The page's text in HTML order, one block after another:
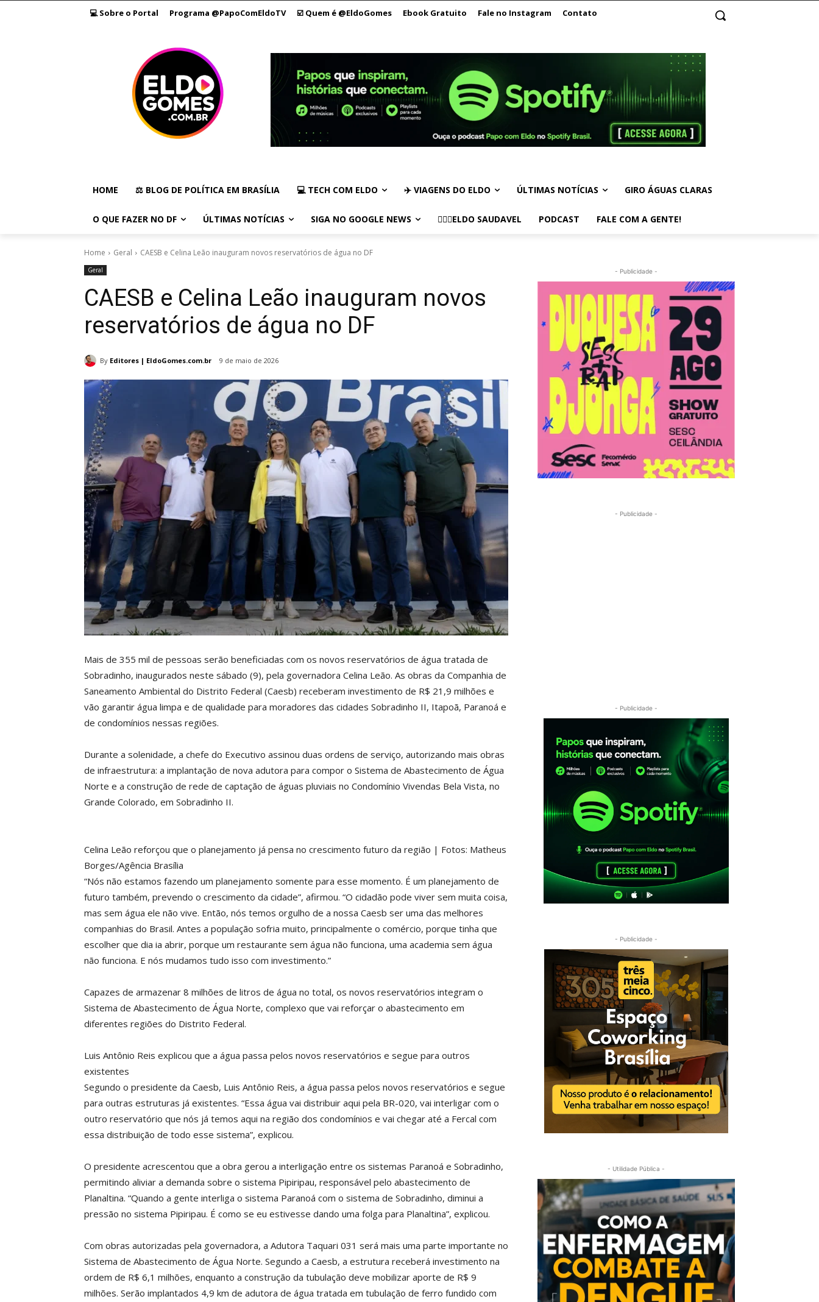
💻 Sobre o Portal Programa @PapoComEldoTV ☑️ Quem é @EldoGomes Ebook Gratuito Fale no Instagram Contato
HOME ⚖️ BLOG DE POLÍTICA EM BRASÍLIA 💻 TECH COM ELDO ✈️ VIAGENS DO ELDO ÚLTIMAS NOTÍCIAS GIRO ÁGUAS CLARAS
O QUE FAZER NO DF ÚLTIMAS NOTÍCIAS SIGA NO GOOGLE NEWS 🏃🏻‍♂️ELDO SAUDAVEL PODCAST FALE COM A GENTE!
Home Geral CAESB e Celina Leão inauguram novos reservatórios de água no DF
Geral
CAESB e Celina Leão inauguram novos
reservatórios de água no DF
By Editores | EldoGomes.com.br 9 de maio de 2026
Mais de 355 mil de pessoas serão beneficiadas com os novos reservatórios de água tratada de
Sobradinho, inaugurados neste sábado (9), pela governadora Celina Leão. As obras da Companhia de
Saneamento Ambiental do Distrito Federal (Caesb) receberam investimento de R$ 21,9 milhões e
vão garantir água limpa e de qualidade para moradores das cidades Sobradinho II, Itapoã, Paranoá e
de condomínios nessas regiões.
Durante a solenidade, a chefe do Executivo assinou duas ordens de serviço, autorizando mais obras
de infraestrutura: a implantação de nova adutora para compor o Sistema de Abastecimento de Água
Norte e a construção de rede de captação de águas pluviais no Condomínio Vivendas Bela Vista, no
Grande Colorado, em Sobradinho II.
Celina Leão reforçou que o planejamento já pensa no crescimento futuro da região | Fotos: Matheus
Borges/Agência Brasília
“Nós não estamos fazendo um planejamento somente para esse momento. É um planejamento de
futuro também, prevendo o crescimento da cidade”, afirmou. “O cidadão pode viver sem muita coisa,
mas sem água ele não vive. Então, nós temos orgulho de a nossa Caesb ser uma das melhores
companhias do Brasil. Antes a população sofria muito, principalmente o comércio, porque tinha que
escolher que dia ia abrir, porque um restaurante sem água não funciona, uma academia sem água
não funciona. E nós mudamos tudo isso com investimento.”
Capazes de armazenar 8 milhões de litros de água no total, os novos reservatórios integram o
Sistema de Abastecimento de Água Norte, complexo que vai reforçar o abastecimento em
diferentes regiões do Distrito Federal.
Luis Antônio Reis explicou que a água passa pelos novos reservatórios e segue para outros
existentes
Segundo o presidente da Caesb, Luis Antônio Reis, a água passa pelos novos reservatórios e segue
para outras estruturas já existentes. “Essa água vai distribuir aqui pela BR-020, vai interligar com o
outro reservatório que nós já temos aqui na região dos condomínios e vai chegar até a Fercal com
essa distribuição de todo esse sistema”, explicou.
O presidente acrescentou que a obra gerou a interligação entre os sistemas Paranoá e Sobradinho,
permitindo aliviar a demanda sobre o sistema Pipiripau, responsável pelo abastecimento de
Planaltina. “Quando a gente interliga o sistema Paranoá com o sistema de Sobradinho, diminui a
pressão no sistema Pipiripau. É como se eu estivesse dando uma folga para Planaltina”, explicou.
Com obras autorizadas pela governadora, a Adutora Taquari 031 será mais uma parte importante no
Sistema de Abastecimento de Água Norte. Segundo a Caesb, a estrutura receberá investimento na
ordem de R$ 6,1 milhões, enquanto a construção da tubulação deve mobilizar aporte de R$ 9
milhões. Serão implantados 4,9 km de adutora de água tratada em tubulação de ferro fundido com
- Publicidade -
- Publicidade -
- Publicidade -
- Publicidade -
- Utilidade Pública -